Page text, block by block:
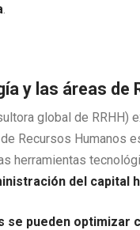
y las áreas de
global de RRHH)
Recursos Humanos
herramientas
del capital
se pueden optimizar